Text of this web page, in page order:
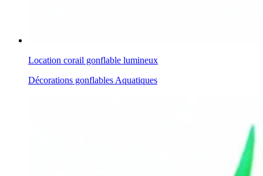
Location corail gonflable lumineux
Décorations gonflables Aquatiques